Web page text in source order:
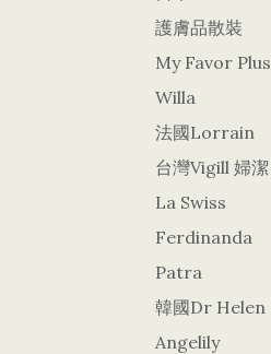
護膚品散裝
My Favor Plus
Willa
法國Lorrain
台灣vigill 婦潔
La Swiss
Ferdinanda
Patra
韓國dr Helen
Angelily